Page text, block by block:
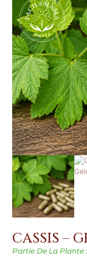
CASSIS –
Partie De La Plante